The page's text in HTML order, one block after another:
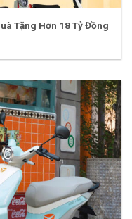
Tặng Hơn 18 Tỷ Đồng